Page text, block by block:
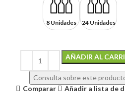
8 Unidades
24 Unidades
AÑADIR AL
Alternative:
Consulta sobre este
Comparar
Añadir a lista de